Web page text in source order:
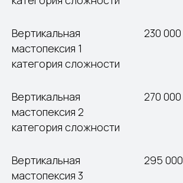
Вертикальная
мастопексия 1
категория сложности
230
Вертикальная
мастопексия 2
категория сложности
270
Вертикальная
мастопексия 3
295